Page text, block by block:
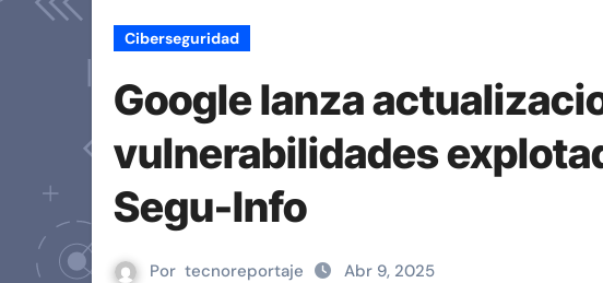
Ciberseguridad
Google lanza
vulnerabilidades
Segu-Info
Por tecnoreportaje Abr 9, 2025